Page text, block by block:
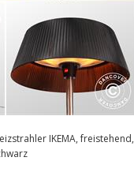
IKEMA, freistehend,